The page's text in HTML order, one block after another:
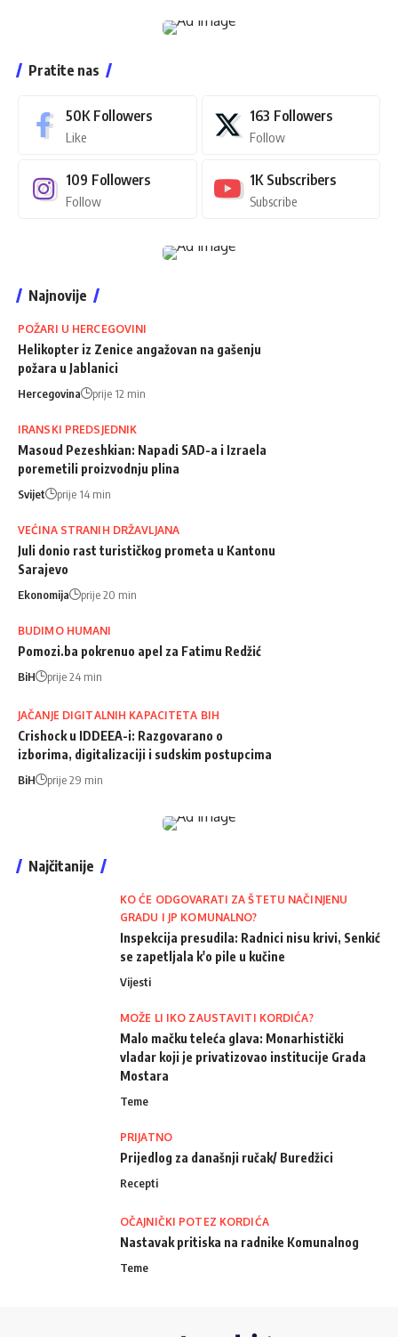
Pratite nas
50K Followers
Like
163 Followers
Follow
109 Followers
Follow
1K Subscribers
Subscribe
Najnovije
POŽARI U HERCEGOVINI
Helikopter iz Zenice angažovan na gašenju
požara u Jablanici
Hercegovina prije 12 min
IRANSKI PREDSJEDNIK
Masoud Pezeshkian: Napadi SAD-a i Izraela
poremetili proizvodnju plina
Svijet prije 14 min
VEĆINA STRANIH DRŽAVLJANA
Juli donio rast turističkog prometa u Kantonu
Sarajevo
Ekonomija prije 20 min
BUDIMO HUMANI
Pomozi.ba pokrenuo apel za Fatimu Redžić
BiH prije 24 min
JAČANJE DIGITALNIH KAPACITETA BIH
Crishock u IDDEEA-i: Razgovarano o
izborima, digitalizaciji i sudskim postupcima
BiH prije 29 min
Najčitanije
KO ĆE ODGOVARATI ZA ŠTETU NAČINJENU
GRADU I JP KOMUNALNO?
Inspekcija presudila: Radnici nisu krivi, Senkić
se zapetljala k'o pile u kučine
Vijesti
MOŽE LI IKO ZAUSTAVITI KORDIĆA?
Malo mačku teleća glava: Monarhistički
vladar koji je privatizovao institucije Grada
Mostara
Teme
PRIJATNO
Prijedlog za današnji ručak/ Buredžici
Recepti
OČAJNIČKI POTEZ KORDIĆA
Nastavak pritiska na radnike Komunalnog
Teme